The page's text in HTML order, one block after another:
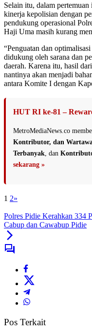
Selain itu, dalam
kinerja kepolisian dengan
pendukung operasional
Haji Uma masih kurang
“Penguatan dan
didukung oleh sarana dan
daerah. Karena itu, hasil
nantinya akan menjadi
antara Komite I dengan
HUT RI ke-81 –
MetroMediaNews.co
Kontributor, dan
Terbanyak , dan
sekarang »
1 2»
Polres Pidie Kerahkan 334
Cabup dan Cawabup Pidie
Pos Terkait